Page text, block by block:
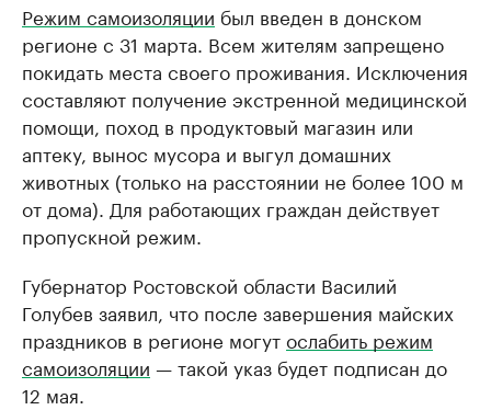
Режим самоизоляции был введен в донском
регионе с 31 марта. Всем жителям запрещено
покидать места своего проживания. Исключения
составляют получение экстренной медицинской
помощи, поход в продуктовый магазин или
аптеку, вынос мусора и выгул домашних
животных (только на расстоянии не более 100 м
от дома). Для работающих граждан действует
пропускной режим.
Губернатор Ростовской области Василий
Голубев заявил, что после завершения майских
праздников в регионе могутослабить режим
самоизоляции — такой указ будет подписан до
12 мая.